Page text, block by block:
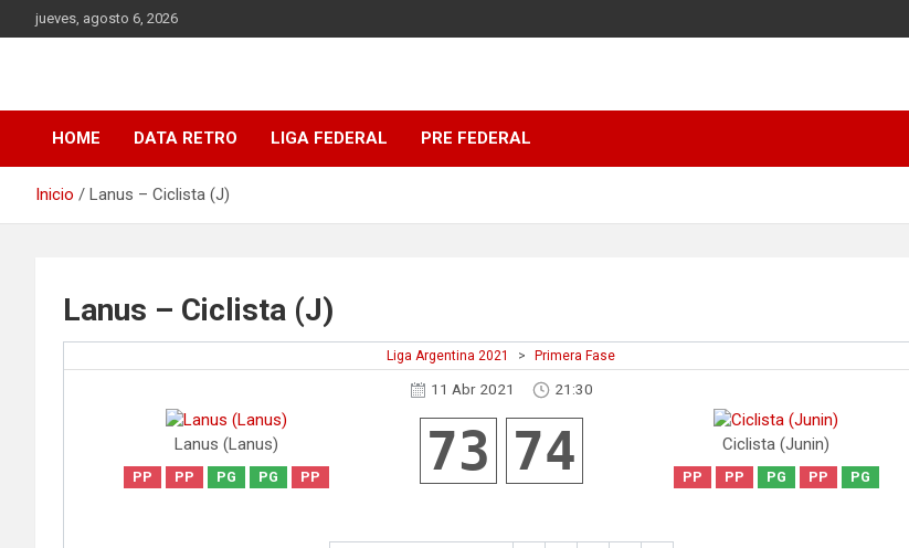
Saltar
al
jueves, agosto 6, 2026
DATA Basquet
HOME DATA RETRO LIGA FEDERAL PRE FEDERAL
Inicio Lanus – Ciclista (J)
Lanus – Ciclista (J)
Liga Argentina 2021 > Primera Fase
11 Abr 2021 21:30
Lanus (Lanus)
PP PP PG PG PP 73 74 Ciclista (Junin)
PP PP PG PP PG